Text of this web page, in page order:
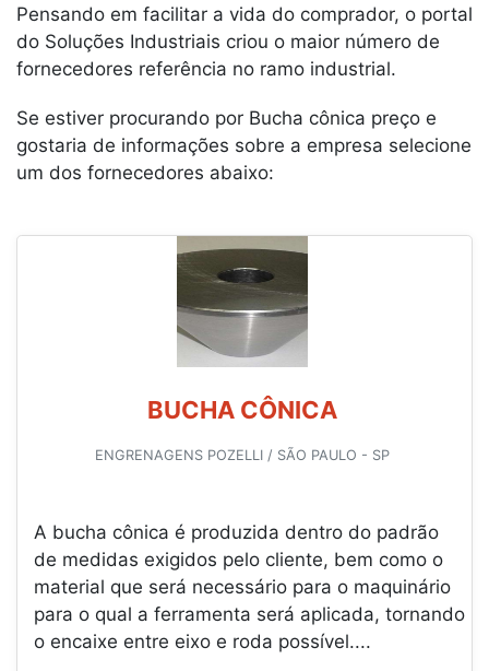
Pensando em facilitar a vida do comprador, o portal
do Soluções Industriais criou o maior número de
fornecedores referência no ramo industrial.
Se estiver procurando por Bucha cônica preço e
gostaria de informações sobre a empresa selecione
um dos fornecedores abaixo:
BUCHA CÔNICA
ENGRENAGENS POZELLI / SÃO PAULO - SP
A bucha cônica é produzida dentro do padrão
de medidas exigidos pelo cliente, bem como o
material que será necessário para o maquinário
para o qual a ferramenta será aplicada, tornando
o encaixe entre eixo e roda possível....